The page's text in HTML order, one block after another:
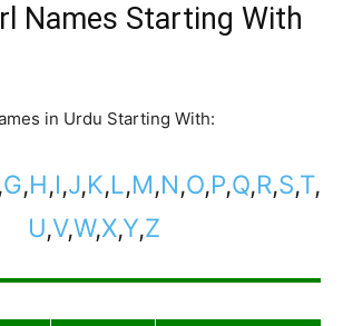
Names Starting With
in Urdu Starting With:
G,H,I,J,K,L,M,N,O,P,Q,R,S,T,
U,V,W,X,Y,Z